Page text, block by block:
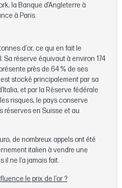
la Banque d’Angleterre à
à Paris.
d’or, ce qui en fait le
réserve équivaut à environ 174
près de 64 % de ses
stocké principalement par sa
et par la Réserve fédérale
risques, le pays conserve
réserves en Suisse et au
de nombreux appels ont été
italien à vendre une
il ne l’a jamais fait.
le prix de l’or ?